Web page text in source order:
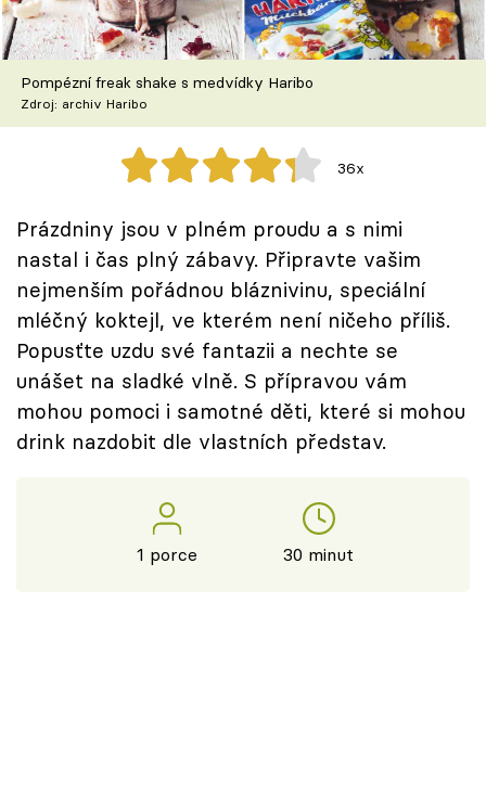
Škola vaření
Recepty z TV
Speciál: Cuketa
Těhotnej kuchař
Sledujte prima+
Přihlášení
Sledujte nás
Pompézní freak shake s medvídky Haribo
Zdroj: archiv Haribo
36x
Prázdniny jsou v plném proudu a s nimi
nastal i čas plný zábavy. Připravte vašim
nejmenším pořádnou bláznivinu, speciální
mléčný koktejl, ve kterém není ničeho příliš.
Popusťte uzdu své fantazii a nechte se
unášet na sladké vlně. S přípravou vám
mohou pomoci i samotné děti, které si mohou
drink nazdobit dle vlastních představ.
1 porce 30 minut